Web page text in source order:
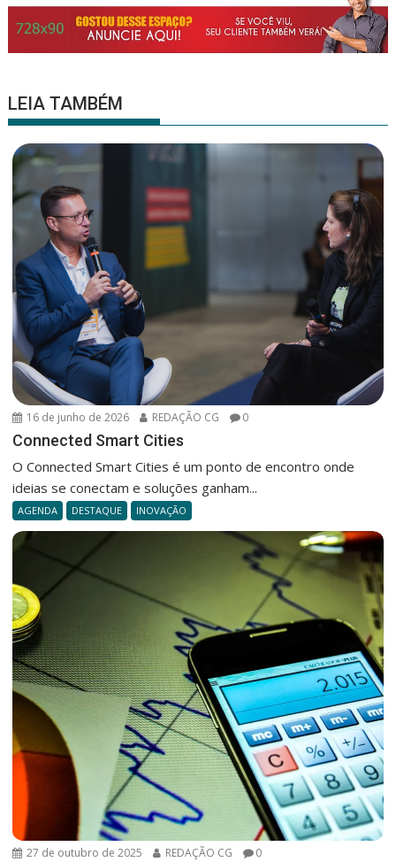
LEIA TAMBÉM
16 de junho de 2026 REDAÇÃO CG 0
Connected Smart Cities
O Connected Smart Cities é um ponto de encontro onde
ideias se conectam e soluções ganham...
AGENDA DESTAQUE INOVAÇÃO
27 de outubro de 2025 REDAÇÃO CG 0